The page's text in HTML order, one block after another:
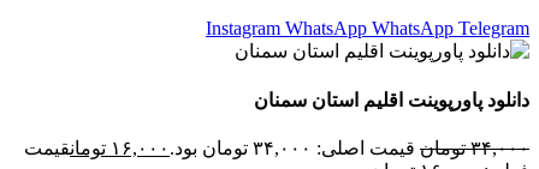
Instagram WhatsApp WhatsApp Telegram
دانلود پاورپوینت اقلیم استان سمنان
۳۴,۰۰۰ تومان قیمت اصلی: ۳۴,۰۰۰ تومان بود. ۱۶,۰۰۰ تومانقیمت